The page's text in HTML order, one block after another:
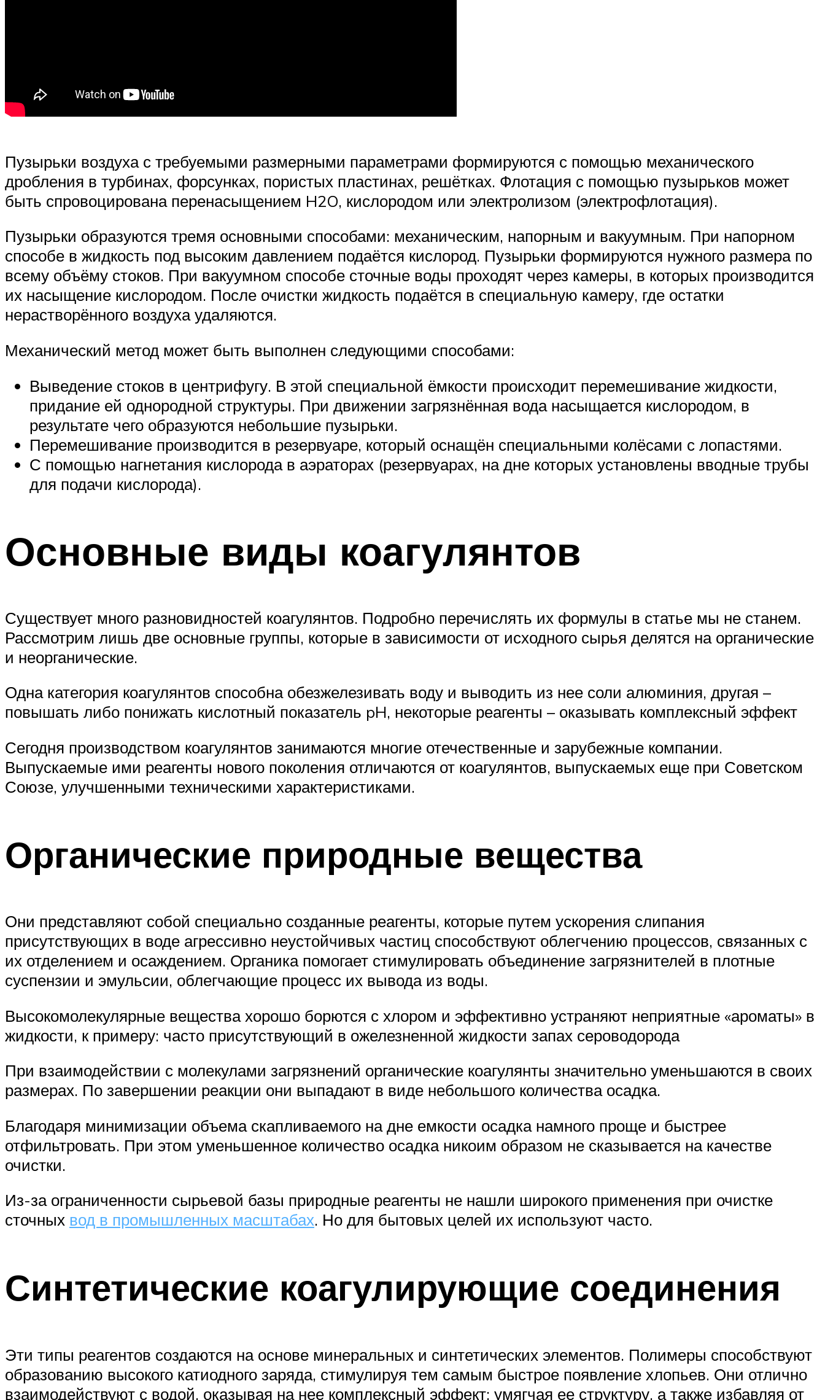
Пузырьки воздуха с требуемыми размерными параметрами формируются с помощью механического
дробления в турбинах, форсунках, пористых пластинах, решётках. Флотация с помощью пузырьков может
быть спровоцирована перенасыщением H2O, кислородом или электролизом (электрофлотация).
Пузырьки образуются тремя основными способами: механическим, напорным и вакуумным. При напорном
способе в жидкость под высоким давлением подаётся кислород. Пузырьки формируются нужного размера по
всему объёму стоков. При вакуумном способе сточные воды проходят через камеры, в которых производится
их насыщение кислородом. После очистки жидкость подаётся в специальную камеру, где остатки
нерастворённого воздуха удаляются.
Механический метод может быть выполнен следующими способами:
Выведение стоков в центрифугу. В этой специальной ёмкости происходит перемешивание жидкости,
придание ей однородной структуры. При движении загрязнённая вода насыщается кислородом, в
результате чего образуются небольшие пузырьки.
Перемешивание производится в резервуаре, который оснащён специальными колёсами с лопастями.
С помощью нагнетания кислорода в аэраторах (резервуарах, на дне которых установлены вводные трубы
для подачи кислорода).
Основные виды коагулянтов
Существует много разновидностей коагулянтов. Подробно перечислять их формулы в статье мы не станем.
Рассмотрим лишь две основные группы, которые в зависимости от исходного сырья делятся на органические
и неорганические.
Одна категория коагулянтов способна обезжелезивать воду и выводить из нее соли алюминия, другая –
повышать либо понижать кислотный показатель pH, некоторые реагенты – оказывать комплексный эффект
Сегодня производством коагулянтов занимаются многие отечественные и зарубежные компании.
Выпускаемые ими реагенты нового поколения отличаются от коагулянтов, выпускаемых еще при Советском
Союзе, улучшенными техническими характеристиками.
Органические природные вещества
Они представляют собой специально созданные реагенты, которые путем ускорения слипания
присутствующих в воде агрессивно неустойчивых частиц способствуют облегчению процессов, связанных с
их отделением и осаждением. Органика помогает стимулировать объединение загрязнителей в плотные
суспензии и эмульсии, облегчающие процесс их вывода из воды.
Высокомолекулярные вещества хорошо борются с хлором и эффективно устраняют неприятные «ароматы» в
жидкости, к примеру: часто присутствующий в ожелезненной жидкости запах сероводорода
При взаимодействии с молекулами загрязнений органические коагулянты значительно уменьшаются в своих
размерах. По завершении реакции они выпадают в виде небольшого количества осадка.
Благодаря минимизации объема скапливаемого на дне емкости осадка намного проще и быстрее
отфильтровать. При этом уменьшенное количество осадка никоим образом не сказывается на качестве
очистки.
Из-за ограниченности сырьевой базы природные реагенты не нашли широкого применения при очистке
сточных вод в промышленных масштабах. Но для бытовых целей их используют часто.
Синтетические коагулирующие соединения
Эти типы реагентов создаются на основе минеральных и синтетических элементов. Полимеры способствуют
образованию высокого катиодного заряда, стимулируя тем самым быстрое появление хлопьев. Они отлично
взаимодействуют с водой, оказывая на нее комплексный эффект: умягчая ее структуру, а также избавляя от